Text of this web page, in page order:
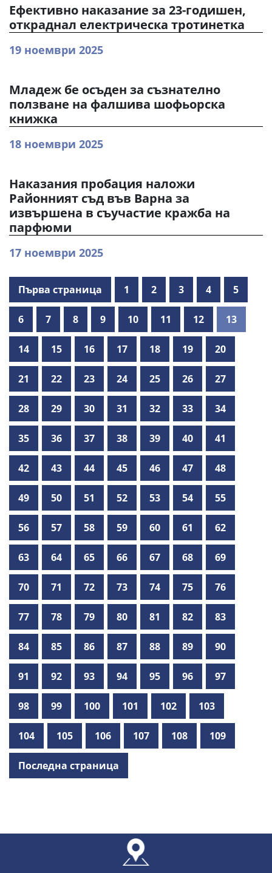
Ефективно наказание за 23-годишен,
откраднал електрическа тротинетка
19 ноември 2025
Младеж бе осъден за съзнателно
ползване на фалшива шофьорска
книжка
18 ноември 2025
Наказания пробация наложи
Районният съд във Варна за
извършена в съучастие кражба на
парфюми
17 ноември 2025
Първа страница 1 2 3 4 5
6 7 8 9 10 11 12 13
14 15 16 17 18 19 20
21 22 23 24 25 26 27
28 29 30 31 32 33 34
35 36 37 38 39 40 41
42 43 44 45 46 47 48
49 50 51 52 53 54 55
56 57 58 59 60 61 62
63 64 65 66 67 68 69
70 71 72 73 74 75 76
77 78 79 80 81 82 83
84 85 86 87 88 89 90
91 92 93 94 95 96 97
98 99 100 101 102 103
104 105 106 107 108 109
Последна страница